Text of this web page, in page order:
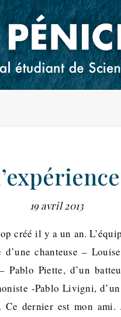
19 avril 2013
créé il y a un an.
chanteuse –
Piette, d’un
-Pablo Livigni,
Ce dernier est mon